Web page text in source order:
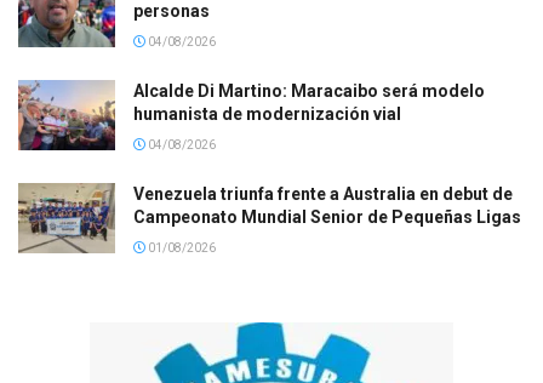
personas
04/08/2026
Alcalde Di Martino: Maracaibo será modelo
humanista de modernización vial
04/08/2026
Venezuela triunfa frente a Australia en debut de
Campeonato Mundial Senior de Pequeñas Ligas
01/08/2026